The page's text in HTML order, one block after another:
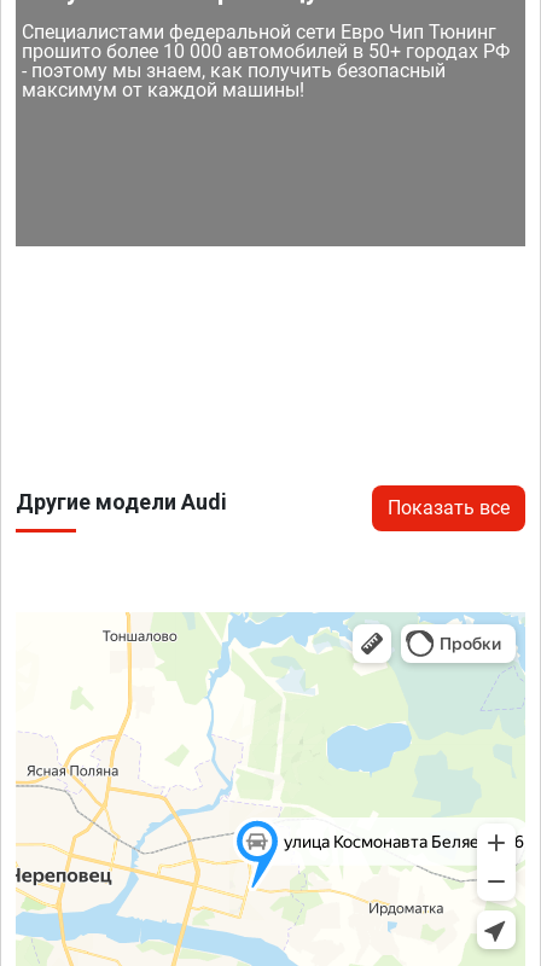
Специалистами федеральной сети Евро Чип Тюнинг
прошито более 10 000 автомобилей в 50+ городах РФ
- поэтому мы знаем, как получить безопасный
максимум от каждой машины!
Другие модели Audi Показать все